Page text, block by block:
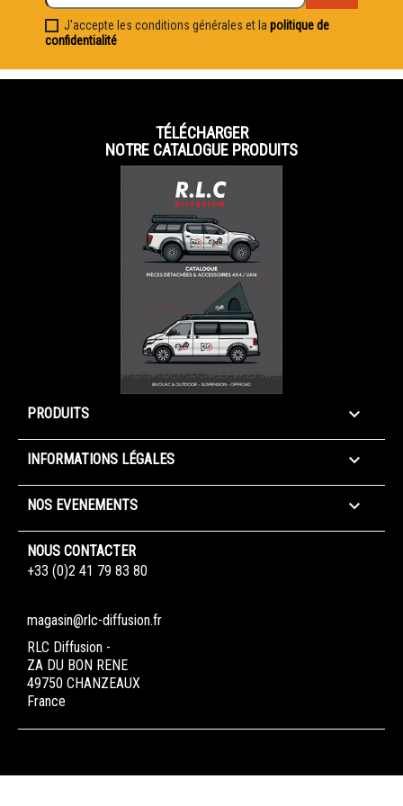
J'accepte les conditions générales et la politique de
confidentialité
TÉLÉCHARGER
NOTRE CATALOGUE PRODUITS
PRODUITS 
INFORMATIONS LÉGALES 
NOS EVENEMENTS 
NOUS CONTACTER
+33 (0)2 41 79 83 80
magasin@rlc-diffusion.fr
RLC Diffusion -
ZA DU BON RENE
49750 CHANZEAUX
France